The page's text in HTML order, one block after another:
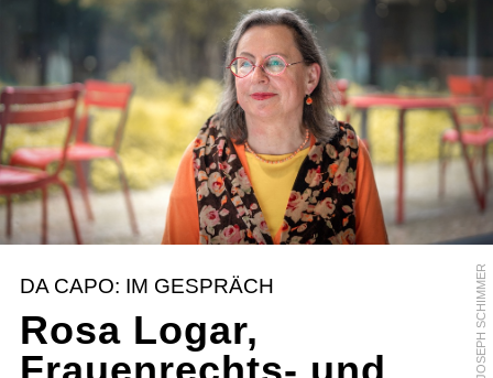
ORF/JOSEPH SCHIMMER
DA CAPO: IM GESPRÄCH
Rosa Logar,